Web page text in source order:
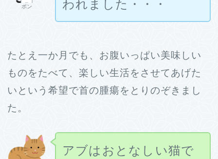
ボン
われました・・・
たとえ一か月でも、お腹いっぱい美味しい
ものをたべて、楽しい生活をさせてあげた
いという希望で首の腫瘍をとりのぞきまし
た。
アブはおとなしい猫で